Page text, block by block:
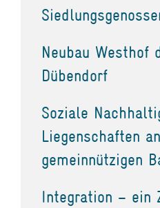
Neubau Westhof
Dübendorf
Soziale
Liegenschaften
gemeinnützigen
Integration – ein